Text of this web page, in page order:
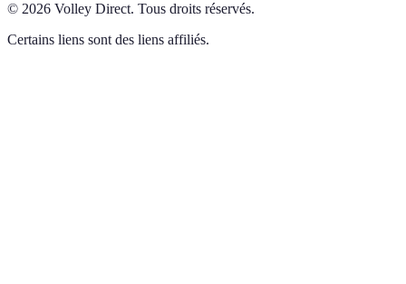
© 2026 Volley Direct. Tous droits réservés.
Certains liens sont des liens affiliés.